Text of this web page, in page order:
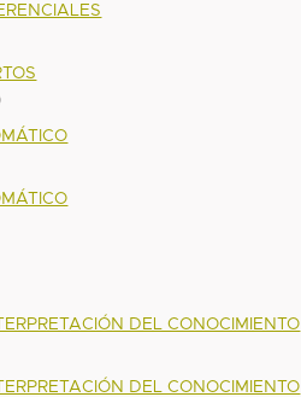
DEL CONOCIMIENTO
DEL CONOCIMIENTO